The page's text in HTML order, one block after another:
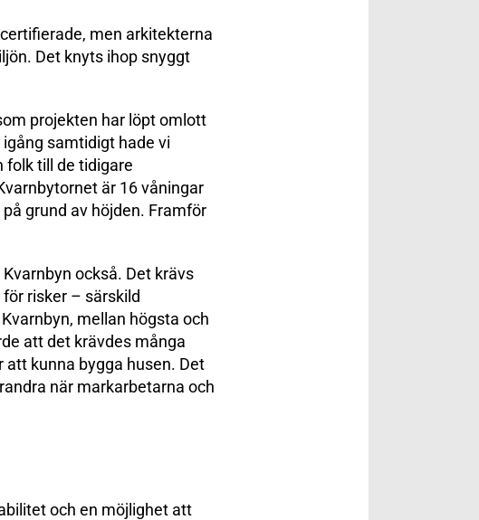
men arkitekterna
Det knyts ihop snyggt
projekten har löpt omlott
samtidigt hade vi
folk till de tidigare
är 16 våningar
grund av höjden. Framför
också. Det krävs
risker – särskild
mellan högsta och
att det krävdes många
kunna bygga husen. Det
när markarbetarna och
och en möjlighet att